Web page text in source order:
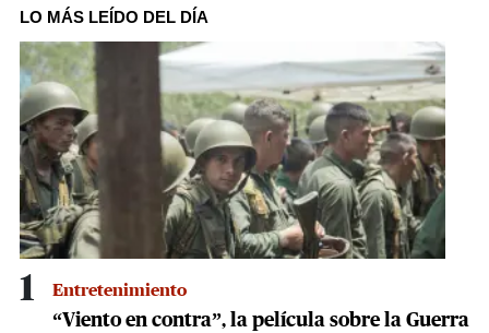
of
1
minute,
33
seconds
LO MÁS LEÍDO DEL DÍA
1 Entretenimiento
“Viento en contra”, la película sobre la Guerra